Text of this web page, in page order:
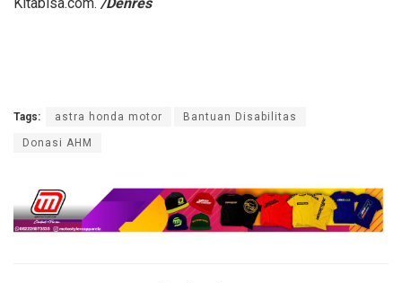
Kitabisa.com. /Denres
Tags: astra honda motor Bantuan Disabilitas
Donasi AHM